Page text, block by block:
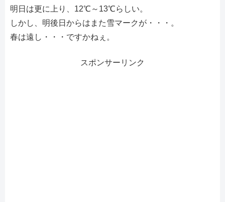
明日は更に上り、12℃～13℃らしい。
しかし、明後日からはまた雪マークが・・・。
春は遠し・・・ですかねぇ。
スポンサーリンク